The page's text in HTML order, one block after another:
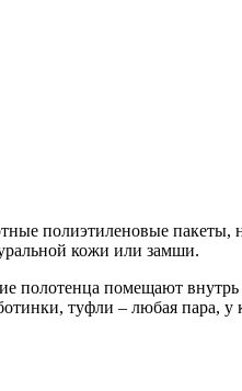
полиэтиленовые
кожи или замши.
помещают
туфли – любая пара, у